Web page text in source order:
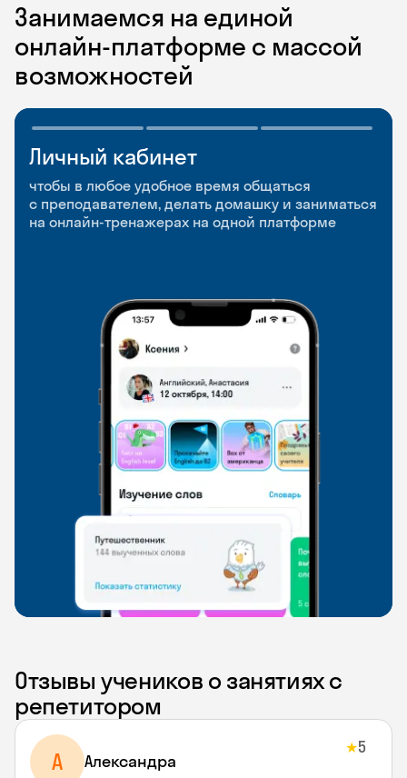
Занимаемся на единой
онлайн-платформе с массой
возможностей
Личный кабинет
чтобы в любое удобное время общаться
с преподавателем, делать домашку и заниматься
на онлайн-тренажерах на одной платформе
Мобильное
приложение
чтобы заниматься и изучать новые слова где
и когда удобно
Разговорные клубы
и Talks
Групповые занятия для разговорной практики
и индивидуальные встречи с преподавателями
Отзывы учеников о занятиях с
репетитором
A Aлександра
★5